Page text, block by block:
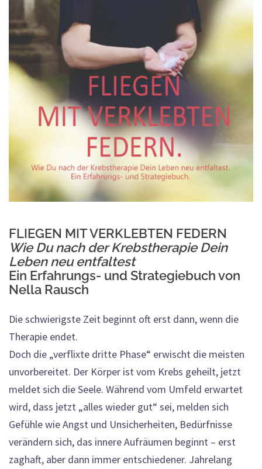
FLIEGEN MIT VERKLEBTEN FEDERN
Wie Du nach der Krebstherapie Dein
Leben neu entfaltest
Ein Erfahrungs- und Strategiebuch von
Nella Rausch
Die schwierigste Zeit beginnt oft erst dann, wenn die
Therapie endet.
Doch die „verflixte dritte Phase“ erwischt die meisten
unvorbereitet. Der Körper ist vom Krebs geheilt, jetzt
meldet sich die Seele. Während vom Umfeld erwartet
wird, dass jetzt „alles wieder gut“ sei, melden sich
Gefühle wie Angst und Unsicherheiten, Bedürfnisse
verändern sich, das innere Aufräumen beginnt – erst
zaghaft, aber dann immer entschiedener. Jahrelang